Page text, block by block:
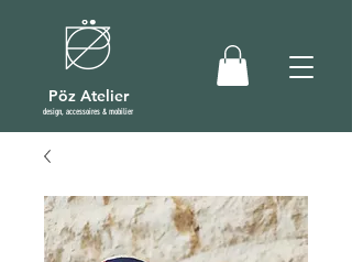
Pöz Atelier
design, accessoires & mobilier